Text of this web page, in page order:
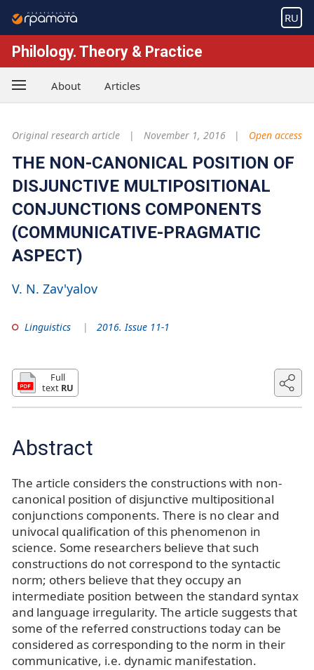
RU
Philology. Theory & Practice
About Articles
Original research article November 1, 2016 Open access
THE NON-CANONICAL POSITION OF
DISJUNCTIVE MULTIPOSITIONAL
CONJUNCTIONS COMPONENTS
(COMMUNICATIVE-PRAGMATIC
ASPECT)
V. N. Zav'yalov
Linguistics 2016. Issue 11-1
Full
text RU
Abstract
The article considers the constructions with non-
canonical position of disjunctive multipositional
conjunctions components. There is no clear and
univocal qualification of this phenomenon in
science. Some researchers believe that such
constructions do not correspond to the syntactic
norm; others believe that they occupy an
intermediate position between the standard syntax
and language irregularity. The article suggests that
some of the referred constructions today can be
considered as corresponding to the norm in their
communicative, i.e. dynamic manifestation.